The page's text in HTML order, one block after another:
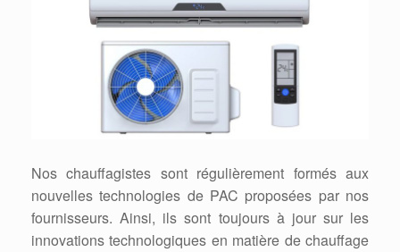
Nos chauffagistes sont régulièrement formés aux
nouvelles technologies de PAC proposées par nos
fournisseurs. Ainsi, ils sont toujours à jour sur les
innovations technologiques en matière de chauffage